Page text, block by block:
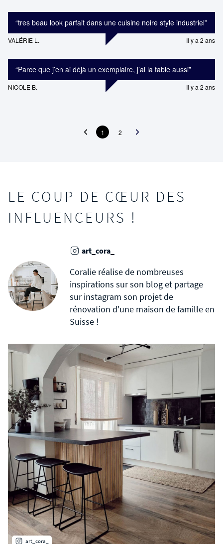
“tres beau look parfait dans une cuisine noire style industriel”
VALÉRIE L. Il y a 2 ans
“Parce que j’en ai déjà un exemplaire, j’ai la table aussi”
NICOLE B. Il y a 2 ans
1 2
LE COUP DE CŒUR DES
INFLUENCEURS !
art_cora_
Coralie réalise de nombreuses
inspirations sur son blog et partage
sur instagram son projet de
rénovation d'une maison de famille en
Suisse !
art_cora_